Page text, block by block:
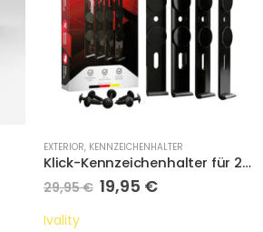
EXTERIOR, KENNZEICHENHALTER
Klick-Kennzeichenhalter für 2x Alu Kennzeichen
29,95€ 19,95 €
Ivality